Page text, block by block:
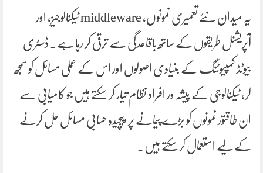
یہ میدان نئے تعمیری نمونوں، middleware ٹیکنالوجیز، اور
آپریشنل طریقوں کے ساتھ باقاعدگی سے ترقی کر رہا ہے۔ ڈسٹری
بیوٹڈ کمپیوٹنگ کے بنیادی اصولوں اور اس کے عملی مسائل کو سمجھ
کر، ٹیکنالوجی کے پیشہ ور افراد نظام تیار کر سکتے ہیں جو کامیابی سے
ان طاقتور نمونوں کو بڑے پیمانے پر پیچیدہ حسابی مسائل حل کرنے
کے لیے استعمال کر سکتے ہیں۔